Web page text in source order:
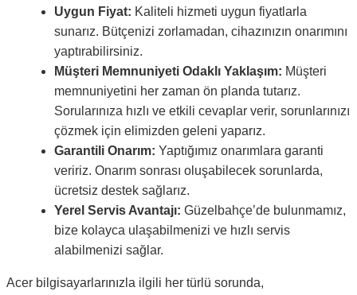
Uygun Fiyat: Kaliteli hizmeti uygun fiyatlarla
sunarız. Bütçenizi zorlamadan, cihazınızın onarımını
yaptırabilirsiniz.
Müşteri Memnuniyeti Odaklı Yaklaşım: Müşteri
memnuniyetini her zaman ön planda tutarız.
Sorularınıza hızlı ve etkili cevaplar verir, sorunlarınızı
çözmek için elimizden geleni yaparız.
Garantili Onarım: Yaptığımız onarımlara garanti
veririz. Onarım sonrası oluşabilecek sorunlarda,
ücretsiz destek sağlarız.
Yerel Servis Avantajı: Güzelbahçe’de bulunmamız,
bize kolayca ulaşabilmenizi ve hızlı servis
alabilmenizi sağlar.
Acer bilgisayarlarınızla ilgili her türlü sorunda,